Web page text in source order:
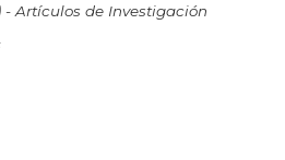
- Artículos de Investigación